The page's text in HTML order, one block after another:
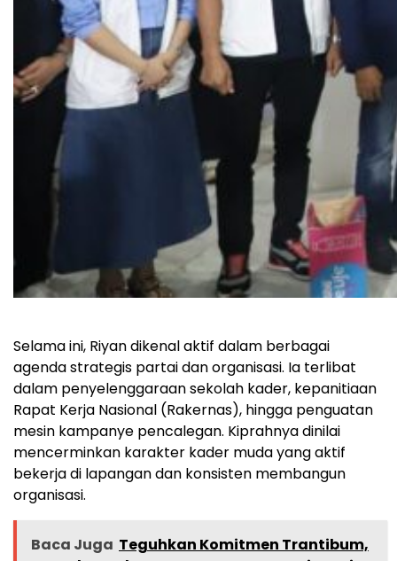
Selama ini, Riyan dikenal aktif dalam berbagai
agenda strategis partai dan organisasi. Ia terlibat
dalam penyelenggaraan sekolah kader, kepanitiaan
Rapat Kerja Nasional (Rakernas), hingga penguatan
mesin kampanye pencalegan. Kiprahnya dinilai
mencerminkan karakter kader muda yang aktif
bekerja di lapangan dan konsisten membangun
organisasi.
Baca Juga Teguhkan Komitmen Trantibum,